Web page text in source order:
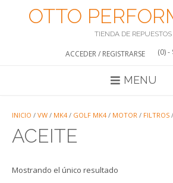
OTTO
TIENDA DE REPUESTOS
ACCEDER / REGISTRARSE (0)-
MENU
INICIO / VW / MK4/ GOLF MK4/ MOTOR / FILTROS
ACEITE
Mostrando el único resultado